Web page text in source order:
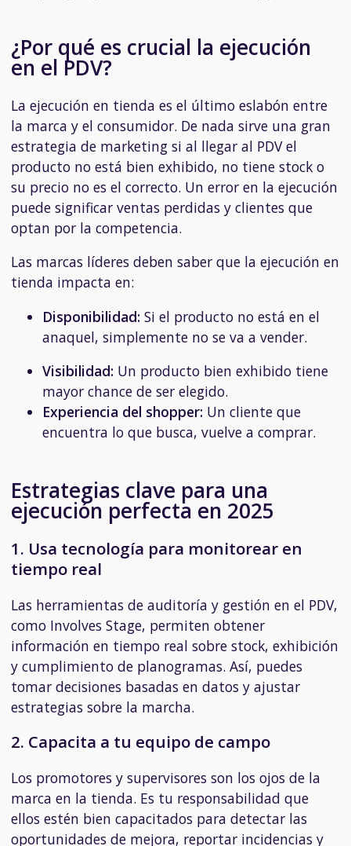
¿Por qué es crucial la ejecución
en el PDV?
La ejecución en tienda es el último eslabón entre
la marca y el consumidor. De nada sirve una gran
estrategia de marketing si al llegar al PDV el
producto no está bien exhibido, no tiene stock o
su precio no es el correcto. Un error en la ejecución
puede significar ventas perdidas y clientes que
optan por la competencia.
Las marcas líderes deben saber que la ejecución en
tienda impacta en:
Disponibilidad: Si el producto no está en el
anaquel, simplemente no se va a vender.
Visibilidad: Un producto bien exhibido tiene
mayor chance de ser elegido.
Experiencia del shopper: Un cliente que
encuentra lo que busca, vuelve a comprar.
Estrategias clave para una
ejecución perfecta en 2025
1. Usa tecnología para monitorear en
tiempo real
Las herramientas de auditoría y gestión en el PDV,
como Involves Stage, permiten obtener
información en tiempo real sobre stock, exhibición
y cumplimiento de planogramas. Así, puedes
tomar decisiones basadas en datos y ajustar
estrategias sobre la marcha.
2. Capacita a tu equipo de campo
Los promotores y supervisores son los ojos de la
marca en la tienda. Es tu responsabilidad que
ellos estén bien capacitados para detectar las
oportunidades de mejora, reportar incidencias y